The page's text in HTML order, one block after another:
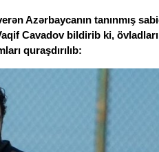
Azərbaycanın tanınmış
Cavadov bildirib ki,
quraşdırılıb: